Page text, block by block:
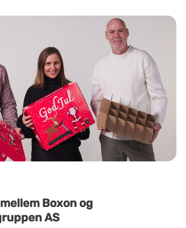
Boxon og
AS